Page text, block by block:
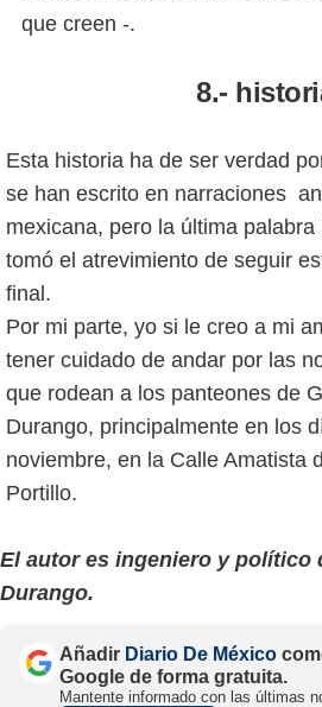
que creen -.
8.-
Esta historia ha de ser verdad
se han escrito en narraciones
mexicana, pero la última
tomó el atrevimiento de seguir
final.
Por mi parte, yo si le creo a mi
tener cuidado de andar por las
que rodean a los panteones de
Durango, principalmente en los
noviembre, en la Calle Amatista
Portillo.
El autor es ingeniero y político
Durango.
Añadir Diario De México
Google de forma gratuita.
Mantente informado con las últimas